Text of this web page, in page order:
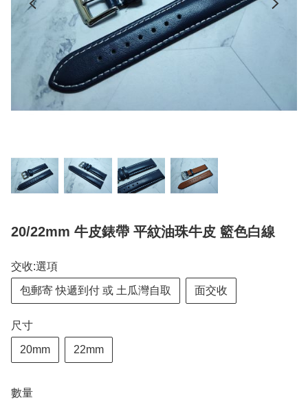
20/22mm 牛皮錶帶 平紋油珠牛皮 籃色白線
交收:選項
包郵寄 快遞到付 或 土瓜灣自取 面交收
尺寸
20mm 22mm
數量